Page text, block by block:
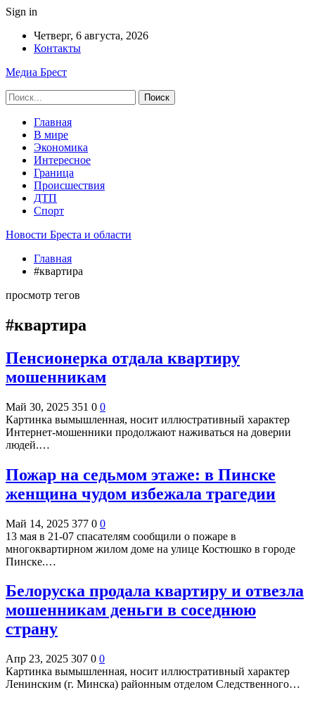
Sign in
Четверг, 6 августа, 2026
Контакты
Медиа Брест
Главная
В мире
Экономика
Интересное
Граница
Происшествия
ДТП
Спорт
Новости Бреста и области
Главная
#квартира
просмотр тегов
#квартира
Пенсионерка отдала квартиру
мошенникам
Май 30, 2025 351 0 0
Картинка вымышленная, носит иллюстративный характер
Интернет-мошенники продолжают наживаться на доверии
людей.…
Пожар на седьмом этаже: в Пинске
женщина чудом избежала трагедии
Май 14, 2025 377 0 0
13 мая в 21-07 спасателям сообщили о пожаре в
многоквартирном жилом доме на улице Костюшко в городе
Пинске.…
Белоруска продала квартиру и отвезла
мошенникам деньги в соседнюю
страну
Апр 23, 2025 307 0 0
Картинка вымышленная, носит иллюстративный характер
Ленинским (г. Минска) районным отделом Следственного…